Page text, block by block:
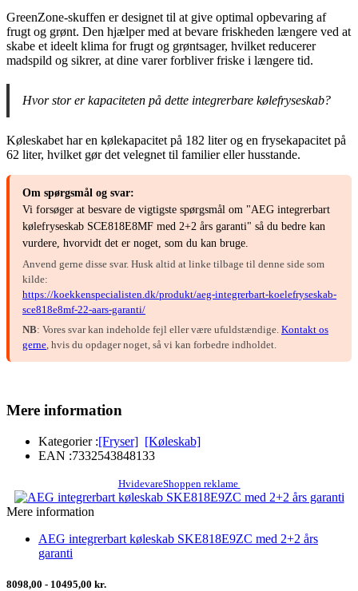
GreenZone-skuffen er designet til at give optimal opbevaring af
frugt og grønt. Den hjælper med at bevare friskheden længere ved at
skabe et ideelt klima for frugt og grøntsager, hvilket reducerer
madspild og sikrer, at dine varer forbliver friske i længere tid.
Hvor stor er kapaciteten på dette integrerbare kølefryseskab?
Køleskabet har en kølekapacitet på 182 liter og en frysekapacitet på
62 liter, hvilket gør det velegnet til familier eller husstande.
Om spørgsmål og svar:
Vi forsøger at besvare de vigtigste spørgsmål om "AEG integrerbart
kølefryseskab SCE818E8MF med 2+2 års garanti" så du bedre kan
vurdere, hvorvidt det er noget, som du kan bruge.
Anvend gerne disse svar. Husk altid at linke tilbage til denne side som
kilde:
https://koekkenspecialisten.dk/produkt/aeg-integrerbart-koelefryseskab-
sce818e8mf-22-aars-garanti/
NB: Vores svar kan indeholde fejl eller være ufuldstændige. Kontakt os
gerne , hvis du opdager noget, så vi kan forbedre indholdet.
Mere information
Kategorier :[Fryser] [Køleskab]
EAN :7332543848133
HvidevareShoppen reklame
Mere information
AEG integrerbart køleskab SKE818E9ZC med 2+2 års
garanti
8098,00 - 10495,00 kr.